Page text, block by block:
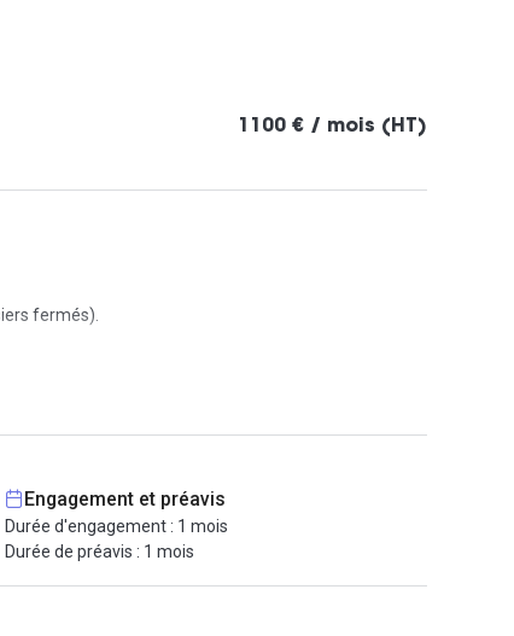
1100 € / mois (HT)
fermés).
Engagement et préavis
Durée d'engagement : 1 mois
Durée de préavis : 1 mois